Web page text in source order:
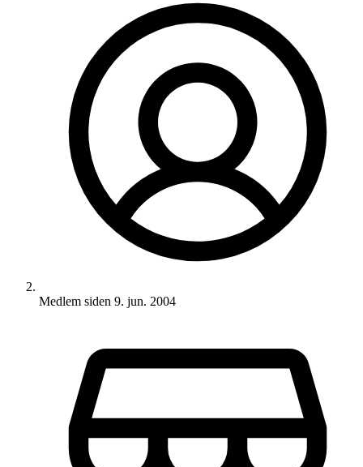
Medlem siden 9. jun. 2004